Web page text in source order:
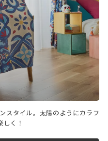
スタイル。太陽のようにカラフ
しく！